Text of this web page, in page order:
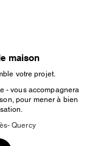
maison
votre projet.
- vous accompagnera
pour mener à bien
Quercy